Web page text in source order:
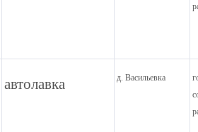
автолавка д. Васильевка